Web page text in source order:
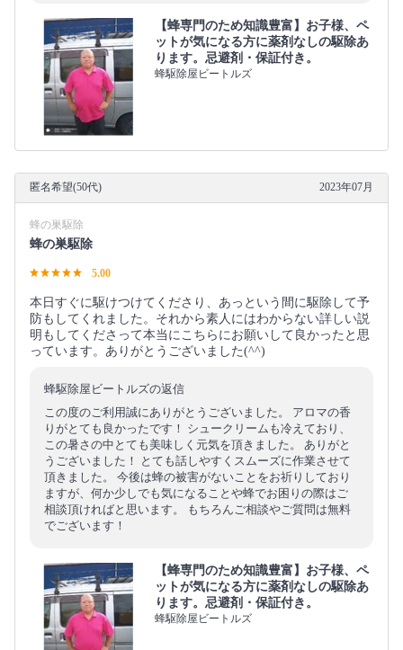
【蜂専門のため知識豊富】お子様、ペ
ットが気になる方に薬剤なしの駆除あ
ります。忌避剤・保証付き。
蜂駆除屋ビートルズ
匿名希望(50代) 2023年07月
蜂の巣駆除
蜂の巣駆除
5.00
本日すぐに駆けつけてくださり、あっという間に駆除して予
防もしてくれました。それから素人にはわからない詳しい説
明もしてくださって本当にこちらにお願いして良かったと思
っています。ありがとうございました(^^)
蜂駆除屋ビートルズの返信
この度のご利用誠にありがとうございました。 アロマの香
りがとても良かったです！ シュークリームも冷えており、
この暑さの中とても美味しく元気を頂きました。 ありがと
うございました！ とても話しやすくスムーズに作業させて
頂きました。 今後は蜂の被害がないことをお祈りしており
ますが、何か少しでも気になることや蜂でお困りの際はご
相談頂ければと思います。 もちろんご相談やご質問は無料
でございます！
【蜂専門のため知識豊富】お子様、ペ
ットが気になる方に薬剤なしの駆除あ
ります。忌避剤・保証付き。
蜂駆除屋ビートルズ